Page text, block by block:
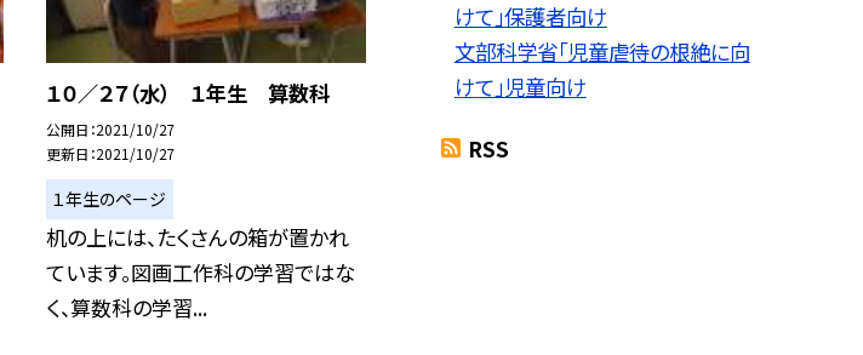
１０／２７（水） １年生 算数科
公開日 2021/10/27
更新日 2021/10/27
１年生のページ
机の上には、たくさんの箱が置かれ
ています。図画工作科の学習ではな
く、算数科の学習...
けて」保護者向け
文部科学省「児童虐待の根絶に向
けて」児童向け
RSS